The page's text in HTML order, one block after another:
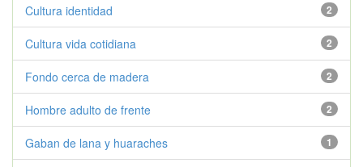
2
Cultura identidad
2
Cultura vida cotidiana
2
Fondo cerca de madera
2
Hombre adulto de frente
1
Gaban de lana y huaraches